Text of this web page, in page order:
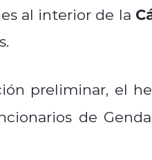
al interior de la
preliminar, el
de